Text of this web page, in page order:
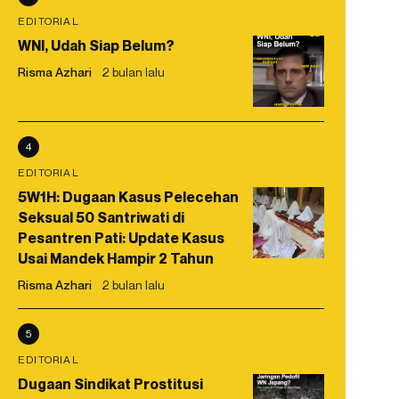
EDITORIAL
WNI, Udah Siap Belum?
Risma Azhari 2 bulan lalu
4
EDITORIAL
5W1H: Dugaan Kasus Pelecehan
Seksual 50 Santriwati di
Pesantren Pati: Update Kasus
Usai Mandek Hampir 2 Tahun
Risma Azhari 2 bulan lalu
5
EDITORIAL
Dugaan Sindikat Prostitusi